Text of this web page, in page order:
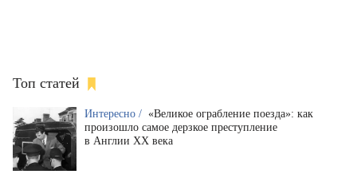
Топ статей
Интересно / «Великое ограбление поезда»: как
произошло самое дерзкое преступление
в Англии XX века